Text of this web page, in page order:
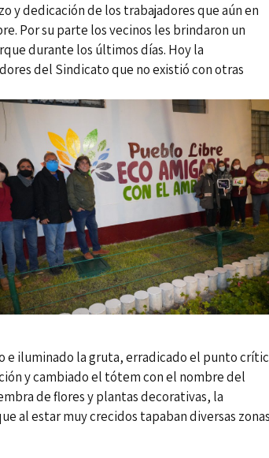
y dedicación de los trabajadores que aún en
Por su parte los vecinos les brindaron un
durante los últimos días. Hoy la
del Sindicato que no existió con otras
e iluminado la gruta, erradicado el punto
y cambiado el tótem con el nombre del
de flores y plantas decorativas, la
al estar muy crecidos tapaban diversas